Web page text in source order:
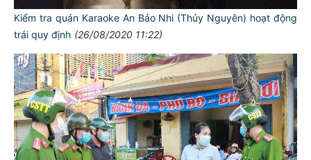
Kiểm tra quán Karaoke An Bảo Nhi (Thủy Nguyên) hoạt động
trái quy định (26/08/2020 11:22)